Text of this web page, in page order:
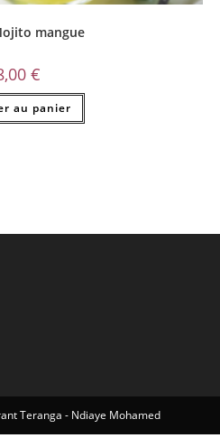
mangue
€
au panier
Teranga - Ndiaye Mohamed